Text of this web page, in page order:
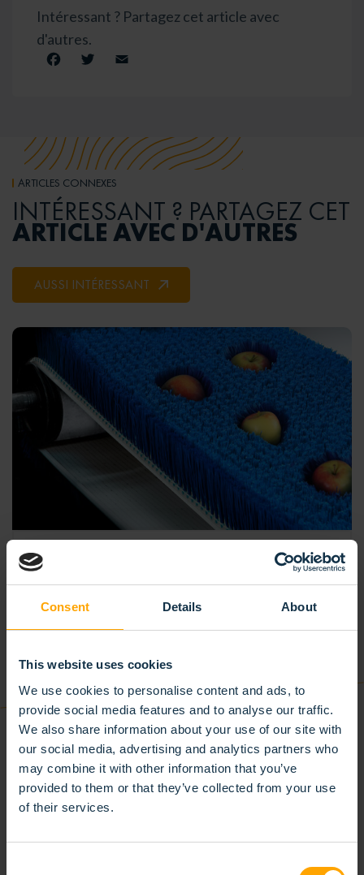
Consent Details About
This website uses cookies
We use cookies to personalise content and ads, to
provide social media features and to analyse our traffic.
We also share information about your use of our site with
our social media, advertising and analytics partners who
may combine it with other information that you’ve
provided to them or that they’ve collected from your use
of their services.
Intéressant ? Partagez cet article avec
d'autres.
FacebookTwitterEmail
ARTICLES CONNEXES
INTÉRESSANT ? PARTAGEZ CET
ARTICLE AVEC D'AUTRES
AUSSI INTÉRESSANT
L’IMPORTANCE DES BROSSES
INDUSTRIELLES ALIMENTAIRES
DANS L’INDUSTRIE ALIMENTAIRE
13/01/2025
crucial dans l’industrie alimentaire pour garantir la
sécurité et l’hygiène des produits.
LIRE LA SUITE